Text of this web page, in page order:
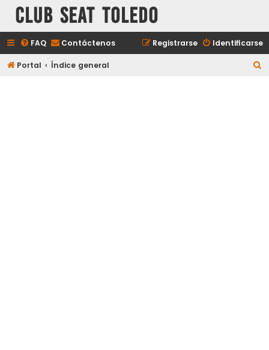
Club Seat Toledo
FAQ Contáctenos Identificarse
Registrarse
Portal Índice general